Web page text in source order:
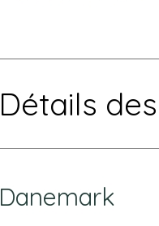
Détails
Danemark